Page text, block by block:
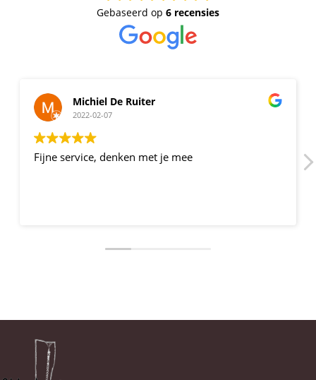
Gebaseerd op 6 recensies
Michiel De Ruiter
2022-02-07
Fijne service, denken met je mee